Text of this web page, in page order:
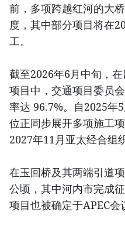
前，多项跨越红河的大
度，其中部分项目将在
工。
截至2026年6月中旬，
项目中，交通项目委员
率达 96.7%。自2025年
位正同步展开多项施工
2027年11月亚太经合组
在玉回桥及其两端引道
公顷，其中河内市完成
项目也被确定于APEC会